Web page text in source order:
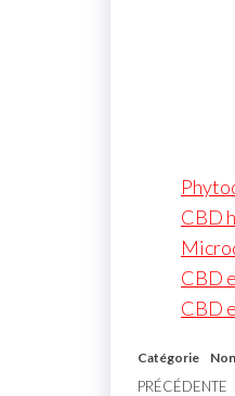
CBD
CBD
CBD
Catégorie
PRÉCÉDENTE